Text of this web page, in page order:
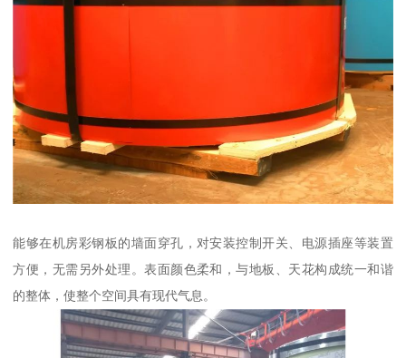
能够在机房彩钢板的墙面穿孔，对安装控制开关、电源插座等装置
方便，无需另外处理。表面颜色柔和，与地板、天花构成统一和谐
的整体，使整个空间具有现代气息。